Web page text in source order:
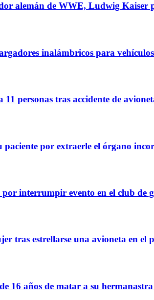
alemán de WWE, Ludwig Kaiser
inalámbricos para
11 personas tras accidente de
paciente por extraerle el órgano
por interrumpir evento en el club de
tras estrellarse una avioneta en el
16 años de matar a su